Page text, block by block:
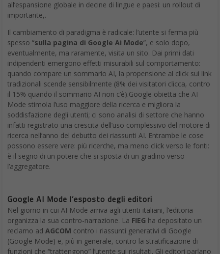
all’espansione globale in decine di lingue e paesi: un rollout di
importante,.
Il cambiamento di paradigma è radicale: l’utente si ferma più
spesso “sulla pagina di Google Ai Mode”, e solo dopo,
eventualmente, ma raramente, visita un sito. Dai primi dati
indipendenti emergono effetti misurabili sul comportamento:
quando compare un sommario AI, la propensione al click sui link
tradizionali scende sensibilmente (8% dei visitatori clicca, contro
il 15% quando il sommario AI non c’è).Google obietta che AI
Mode stimola l’uso maggiore della ricerca e migliora la
soddisfazione degli utenti; ci sono analisi di settore che hanno
infatti registrato una crescita dell’uso complessivo del motore di
ricerca nell’anno del debutto dei riassunti AI. Entrambe le cose
possono essere vere: più ricerche, ma meno click verso le fonti:
è il segno di un potere che si sposta di un gradino verso
l’aggregatore.
Google AI Mode l’esposto degli editori
Nel giorno in cui AI Mode arriva agli utenti italiani, l’editoria
organizza la sua contro-narrazione. La FIEG ha depositato un
reclamo ad AGCOM contro i riassunti generativi di Google
(Google Mode) e, più in generale, contro la stratificazione di
funzioni che “trattengono” l’utente sui risultati. Gli editori parlano